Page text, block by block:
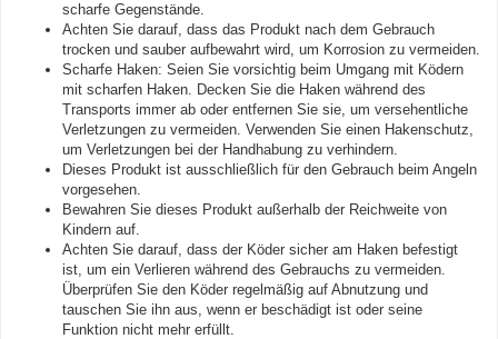
scharfe Gegenstände.
Achten Sie darauf, dass das Produkt nach dem Gebrauch
trocken und sauber aufbewahrt wird, um Korrosion zu vermeiden.
Scharfe Haken: Seien Sie vorsichtig beim Umgang mit Ködern
mit scharfen Haken. Decken Sie die Haken während des
Transports immer ab oder entfernen Sie sie, um versehentliche
Verletzungen zu vermeiden. Verwenden Sie einen Hakenschutz,
um Verletzungen bei der Handhabung zu verhindern.
Dieses Produkt ist ausschließlich für den Gebrauch beim Angeln
vorgesehen.
Bewahren Sie dieses Produkt außerhalb der Reichweite von
Kindern auf.
Achten Sie darauf, dass der Köder sicher am Haken befestigt
ist, um ein Verlieren während des Gebrauchs zu vermeiden.
Überprüfen Sie den Köder regelmäßig auf Abnutzung und
tauschen Sie ihn aus, wenn er beschädigt ist oder seine
Funktion nicht mehr erfüllt.